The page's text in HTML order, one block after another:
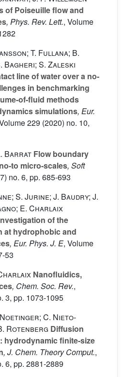
of Poiseuille flow and
, Phys. Rev. Lett., Volume
T. Fullana; B.
Bagheri; S. Zaleski
line of water over a no-
in benchmarking
of-fluid methods
simulations, Eur.
229 (2020) no. 10,
Barrat Flow boundary
to micro-scales, Soft
no. 6, pp. 685-693
S. Jurine; J. Baudry; J.
E. Charlaix
of the
at hydrophobic and
, Eur. Phys. J. E, Volume
53
Nanofluidics,
, Chem. Soc. Rev.,
3, pp. 1073-1095
Noetinger; C. Nieto-
Rotenberg Diffusion
hydrodynamic finite-size
, J. Chem. Theory Comput.,
6, pp. 2881-2889